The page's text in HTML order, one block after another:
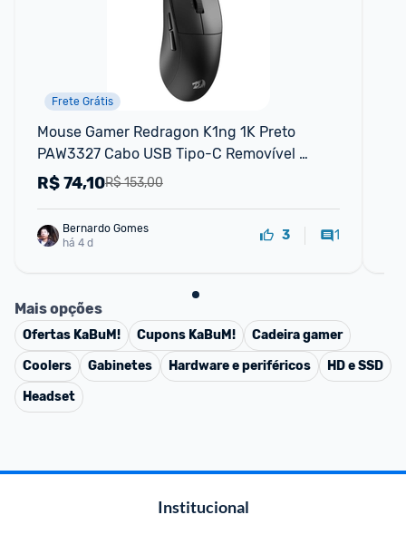
Frete Grátis
Mouse Gamer Redragon K1ng 1K Preto
PAW3327 Cabo USB Tipo-C Removível
12400 DPI M724
R$ 153,00
R$74,10
Bernardo Gomes
há 4 d
3 1
Mais opções
Ofertas KaBuM! Cupons KaBuM!
Cadeira gamer
Coolers
Gabinetes Hardware e periféricos
HD e SSD
Headset
Institucional